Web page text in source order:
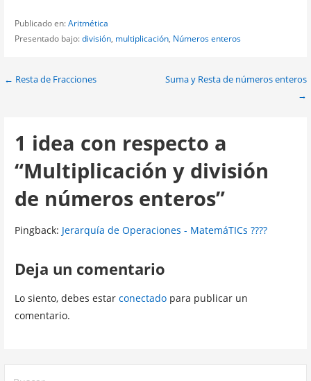
Publicado en:Aritmética
Presentado bajo:división, multiplicación, Números enteros
Navegación
entradas
← Resta de Fracciones
Suma y Resta de números enteros
→
1 idea con respecto a
“Multiplicación y división
de números enteros”
Pingback: Jerarquía de Operaciones - MatemáTICs ????
Deja un comentario
Lo siento, debes estar conectadopara publicar un
comentario.